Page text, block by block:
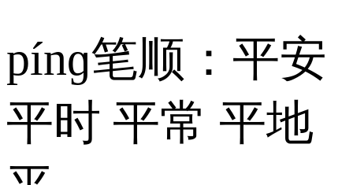
pínɡ笔顺：平安
平时 平常 平地